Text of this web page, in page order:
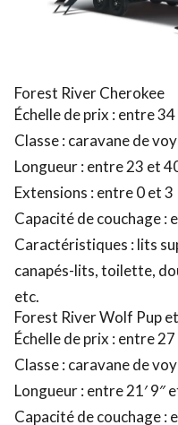
Forest River Cherokee
Échelle de prix : entre
Classe : caravane de
Longueur : entre 23 et
Extensions : entre 0 et 3
Capacité de couchage :
Caractéristiques : lits
canapés-lits, toilette,
etc.
Forest River Wolf Pup
Échelle de prix : entre
Classe : caravane de
Longueur : entre 21′ 9″
Capacité de couchage :